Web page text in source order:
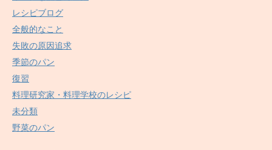
レシピブログ
全般的なこと
失敗の原因追求
季節のパン
復習
料理研究家・料理学校のレシピ
未分類
野菜のパン